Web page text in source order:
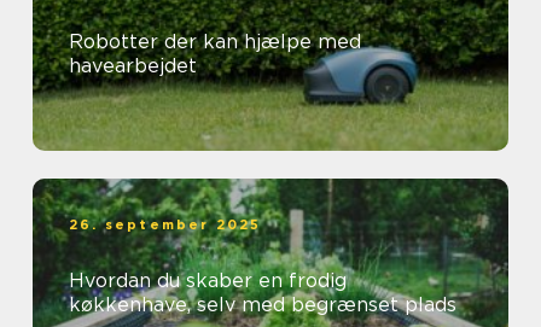
Robotter der kan hjælpe med
havearbejdet
26. september 2025
Hvordan du skaber en frodig
køkkenhave, selv med begrænset plads